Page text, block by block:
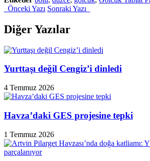
Önceki Yazı Sonraki Yazı
Diğer Yazılar
Yurttaşı değil Cengiz’i dinledi
4 Temmuz 2026
Havza’daki GES projesine tepki
1 Temmuz 2026